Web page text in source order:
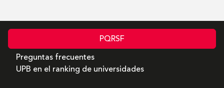
PQRSF
Preguntas frecuentes
UPB en el ranking de universidades